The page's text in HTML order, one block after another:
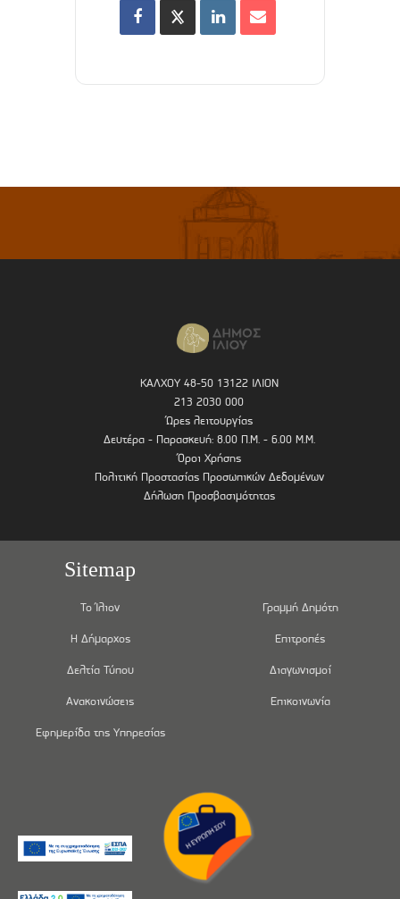
ΚΑΛΧΟΥ 48-50 13122 ΙΛΙΟΝ
213 2030 000
Ώρες λειτουργίας
Δευτέρα - Παρασκευή: 8.00 Π.Μ. - 6.00 Μ.Μ.
Όροι Χρήσης
Πολιτική Προστασίας Προσωπικών Δεδομένων
Δήλωση Προσβασιμότητας
Sitemap
Το Ίλιον
Η Δήμαρχος
Δελτία Τύπου
Ανακοινώσεις
Εφημερίδα της Υπηρεσίας
Γραμμή Δημότη
Επιτροπές
Διαγωνισμοί
Επικοινωνία